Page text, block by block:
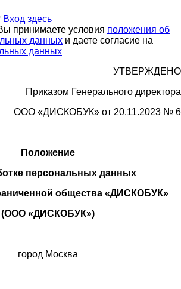
Вход здесь
принимаете условия положения об
данных и даете согласие на
данных
УТВЕРЖДЕНО
Приказом Генерального директора
ООО «ДИСКОБУК» от 20.11.2023 № 6
Положение
персональных данных
общества «ДИСКОБУК»
(ООО «ДИСКОБУК»)
город Москва